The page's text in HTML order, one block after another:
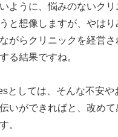
ように、悩みのないクリ
と想像しますが、やは
がらクリニックを経営さ
る結果ですね。
としては、そんな不安や
いができればと、改めて
。